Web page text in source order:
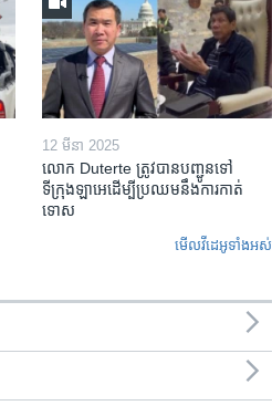
12 មីនា 2025
លោក Duterte ត្រូវ​បាន​បញ្ជូនទៅ
ទីក្រុងឡាអេ​ដើម្បី​ប្រឈម​នឹង​ការកាត់
ទោស
មើល​វីដេអូ​ទាំង​អស់